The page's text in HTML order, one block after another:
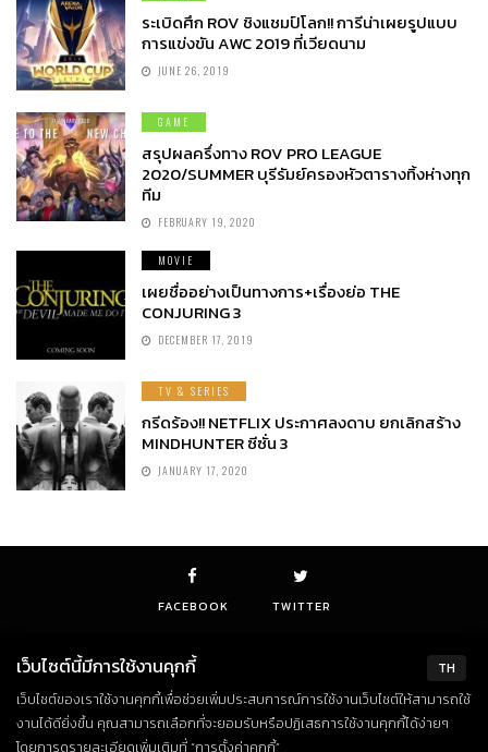
ระเบิดศึก ROV ชิงแชมป์โลก!! การีน่าเผยรูปแบบ
การแข่งขัน AWC 2019 ที่เวียดนาม
JUNE 26, 2019
GAME
สรุปผลครึ่งทาง ROV PRO LEAGUE
2020/SUMMER บุรีรัมย์ครองหัวตารางทิ้งห่างทุก
ทีม
FEBRUARY 19, 2020
MOVIE
เผยชื่ออย่างเป็นทางการ+เรื่องย่อ THE
CONJURING 3
DECEMBER 17, 2019
TV & SERIES
กรีดร้อง!! NETFLIX ประกาศลงดาบ ยกเลิกสร้าง
MINDHUNTER ซีซั่น 3
JANUARY 17, 2020
FACEBOOK TWITTER
© Copyright 2018. All Rights Reserved
TH
เว็บไซต์นี้มีการใช้งานคุกกี้
เว็บไซต์ของเราใช้งานคุกกี้เพื่อช่วยเพิ่มประสบการณ์การใช้งานเว็บไซต์ให้สามารถใช้
งานได้ดียิ่งขึ้น คุณสามารถเลือกที่จะยอมรับหรือปฏิเสธการใช้งานคุกกี้ได้ง่ายๆ
โดยการดูรายละเอียดเพิ่มเติมที่ “การตั้งค่าคุกกี้”